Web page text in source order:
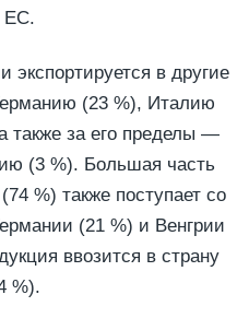
ЕС.
экспортируется в другие
(23 %), Италию
также за его пределы —
(3 %). Большая часть
%) также поступает со
(21 %) и Венгрии
ввозится в страну
%).